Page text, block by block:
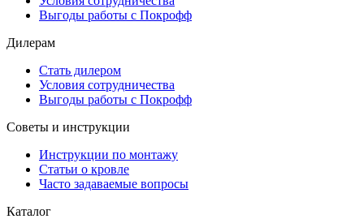
Выгоды работы с Покрофф
Дилерам
Стать дилером
Условия сотрудничества
Выгоды работы с Покрофф
Советы и инструкции
Инструкции по монтажу
Статьи о кровле
Часто задаваемые вопросы
Каталог